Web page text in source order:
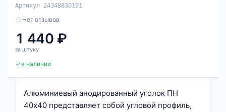
Артикул 24348830191
Нет отзывов
1 440 ₽
за штуку
в наличии
Алюминиевый анодированный уголок ПН
40х40 представляет собой угловой профиль,